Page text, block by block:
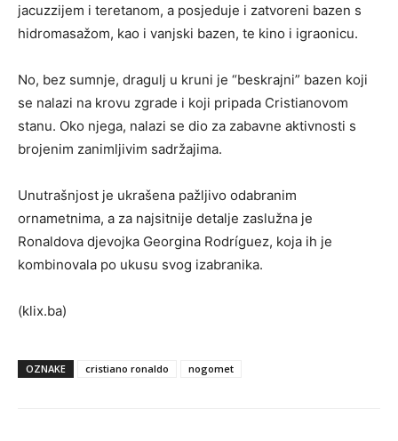
jacuzzijem i teretanom, a posjeduje i zatvoreni bazen s
hidromasažom, kao i vanjski bazen, te kino i igraonicu.
No, bez sumnje, dragulj u kruni je “beskrajni” bazen koji
se nalazi na krovu zgrade i koji pripada Cristianovom
stanu. Oko njega, nalazi se dio za zabavne aktivnosti s
brojenim zanimljivim sadržajima.
Unutrašnjost je ukrašena pažljivo odabranim
ornametnima, a za najsitnije detalje zaslužna je
Ronaldova djevojka Georgina Rodríguez, koja ih je
kombinovala po ukusu svog izabranika.
(klix.ba)
OZNAKE cristiano ronaldo nogomet